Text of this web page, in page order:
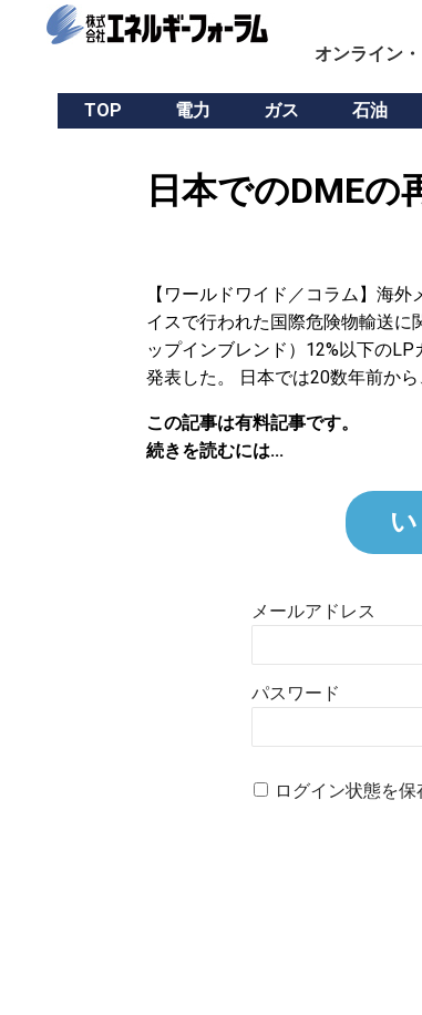
オンライン
TOP 電力 ガス 石油
日本でのDMEの
【ワールドワイド／コラム】海
イスで行われた国際危険物輸送に
ップインブレンド）12%以下の
発表した。 日本では20数年前か
この記事は有料記事です。
続きを読むには...
メールアドレス
パスワード
ログイン状態を保